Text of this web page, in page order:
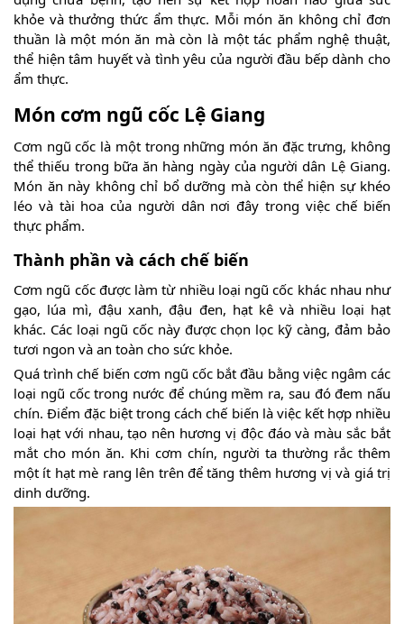
khỏe và thưởng thức ẩm thực. Mỗi món ăn không chỉ đơn
thuần là một món ăn mà còn là một tác phẩm nghệ thuật,
thể hiện tâm huyết và tình yêu của người đầu bếp dành cho
ẩm thực.
Món cơm ngũ cốc Lệ Giang
Cơm ngũ cốc là một trong những món ăn đặc trưng, không
thể thiếu trong bữa ăn hàng ngày của người dân Lệ Giang.
Món ăn này không chỉ bổ dưỡng mà còn thể hiện sự khéo
léo và tài hoa của người dân nơi đây trong việc chế biến
thực phẩm.
Thành phần và cách chế biến
Cơm ngũ cốc được làm từ nhiều loại ngũ cốc khác nhau như
gạo, lúa mì, đậu xanh, đậu đen, hạt kê và nhiều loại hạt
khác. Các loại ngũ cốc này được chọn lọc kỹ càng, đảm bảo
tươi ngon và an toàn cho sức khỏe.
Quá trình chế biến cơm ngũ cốc bắt đầu bằng việc ngâm các
loại ngũ cốc trong nước để chúng mềm ra, sau đó đem nấu
chín. Điểm đặc biệt trong cách chế biến là việc kết hợp nhiều
loại hạt với nhau, tạo nên hương vị độc đáo và màu sắc bắt
mắt cho món ăn. Khi cơm chín, người ta thường rắc thêm
một ít hạt mè rang lên trên để tăng thêm hương vị và giá trị
dinh dưỡng.